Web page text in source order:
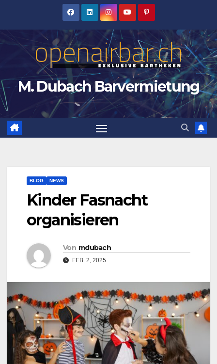
M. Dubach Barvermietung
BLOG NEWS
Kinder Fasnacht
organisieren
Von mdubach
FEB. 2, 2025